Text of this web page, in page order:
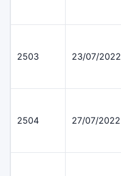
2503 23/07/2022
2504 27/07/2022